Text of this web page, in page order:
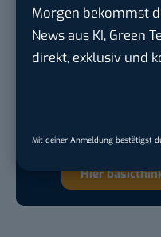
Morgen bekommst
News aus KI, Green
direkt, exklusiv und
Mit deiner Anmeldung bestätigst
Google lässt dich
welche Quellen
Tech-Journalismus
Hier